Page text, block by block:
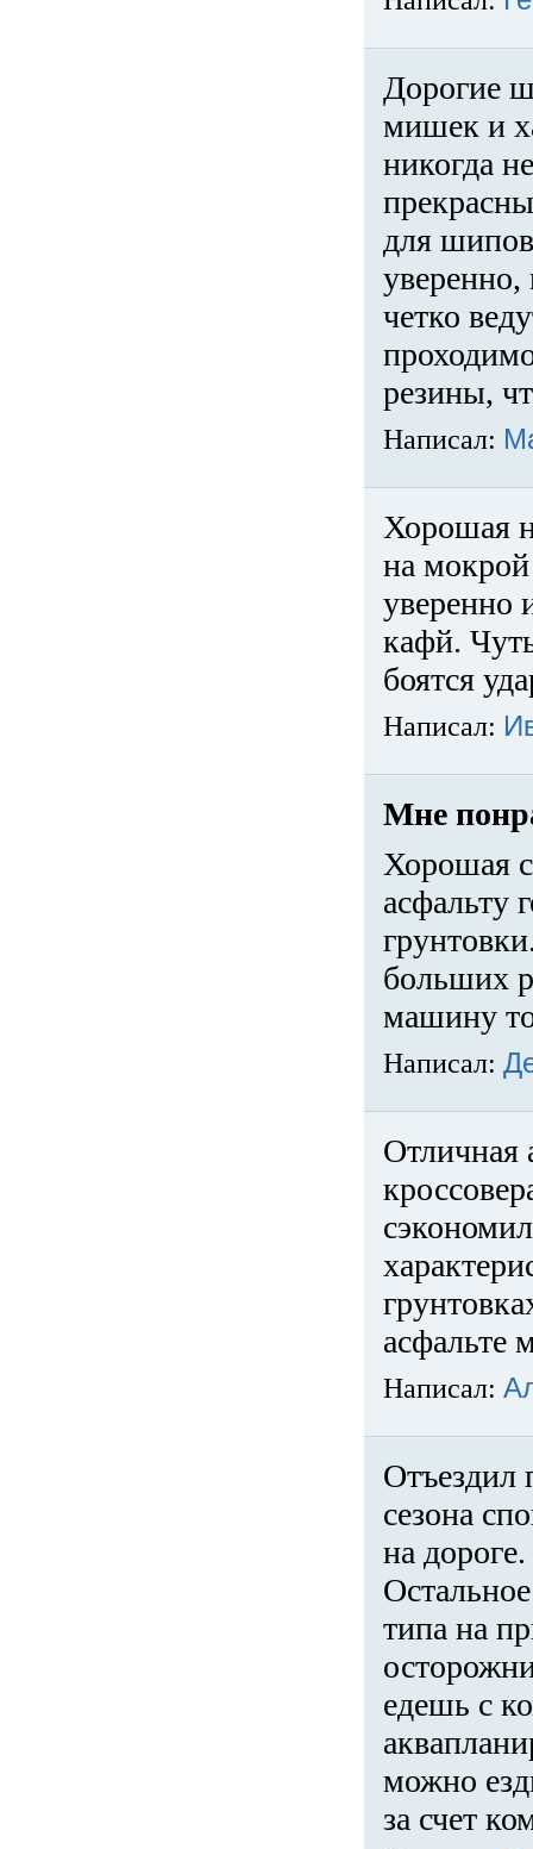
Дорогие
мишек и
никогда
для
четко
резины,
Написал:
Хорошая
на
уверенно
кафй.
боятся
Написал:
Мне
Хорошая
асфальту
больших
машину
Написал:
Отличная
асфальте
Написал:
Отъездил
сезона
на
типа на
едешь с
можно
за счет